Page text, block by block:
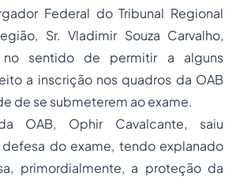
Federal do Tribunal Regional
Sr. Vladimir Souza Carvalho,
no sentido de permitir a alguns
a inscrição nos quadros da OAB
de se submeterem ao exame.
OAB, Ophir Cavalcante, saiu
do exame, tendo explanado
primordialmente, a proteção da